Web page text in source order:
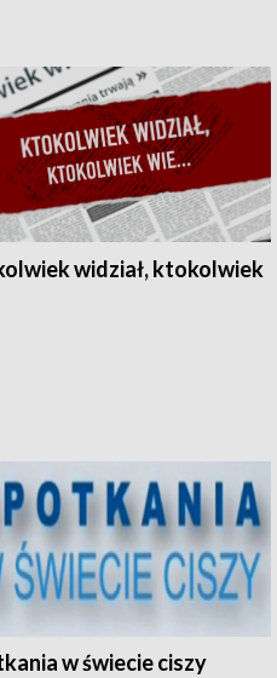
widział, ktokolwiek
w świecie ciszy